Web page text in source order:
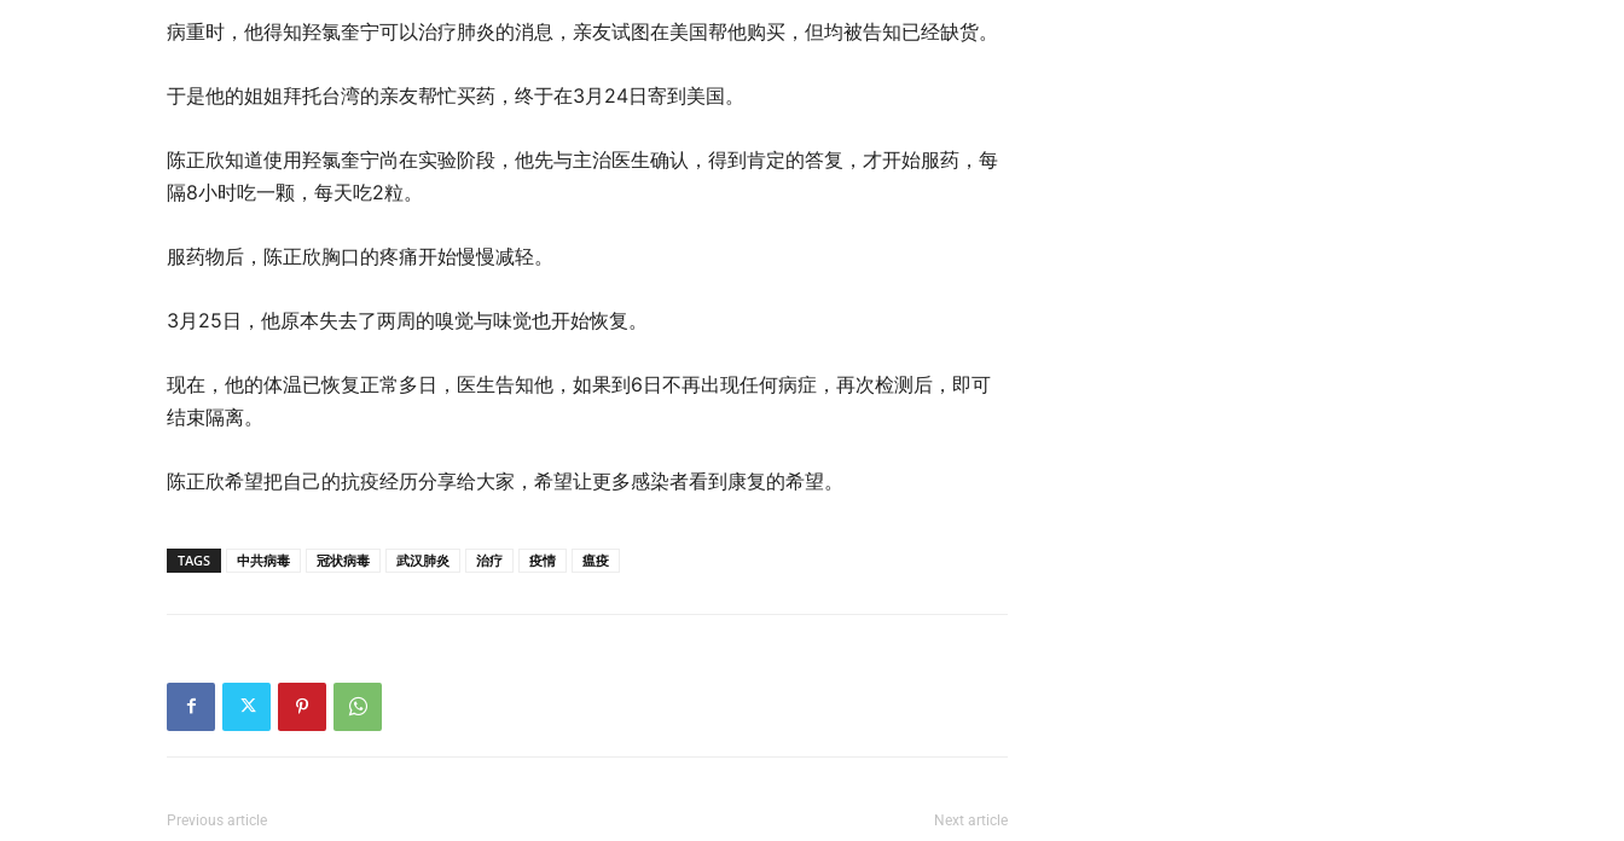
病重时，他得知羟氯奎宁可以治疗肺炎的消息，亲友试图在美国帮他购买，但均被告知已经缺货。
于是他的姐姐拜托台湾的亲友帮忙买药，终于在3月24日寄到美国。
陈正欣知道使用羟氯奎宁尚在实验阶段，他先与主治医生确认，得到肯定的答复，才开始服药，每
隔8小时吃一颗，每天吃2粒。
服药物后，陈正欣胸口的疼痛开始慢慢减轻。
3月25日，他原本失去了两周的嗅觉与味觉也开始恢复。
现在，他的体温已恢复正常多日，医生告知他，如果到6日不再出现任何病症，再次检测后，即可
结束隔离。
陈正欣希望把自己的抗疫经历分享给大家，希望让更多感染者看到康复的希望。
TAGS 中共病毒 冠状病毒 武汉肺炎 治疗 疫情 瘟疫
Previous article Next article